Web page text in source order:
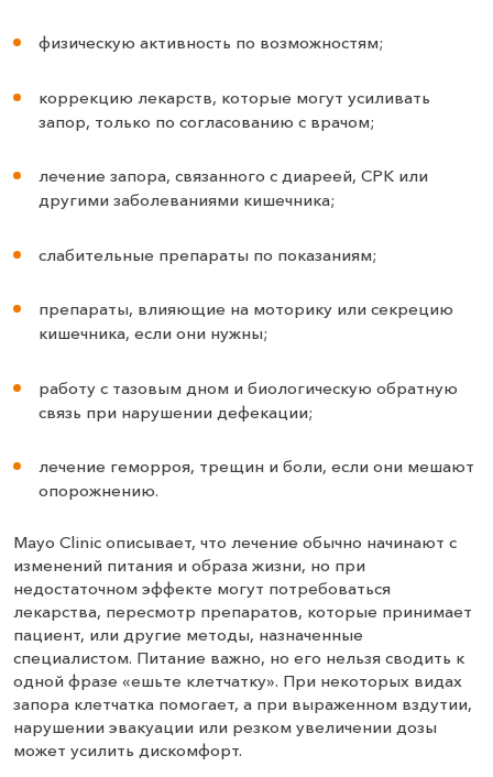
физическую активность по возможностям;
коррекцию лекарств, которые могут усиливать
запор, только по согласованию с врачом;
лечение запора, связанного с диареей, СРК или
другими заболеваниями кишечника;
слабительные препараты по показаниям;
препараты, влияющие на моторику или секрецию
кишечника, если они нужны;
работу с тазовым дном и биологическую обратную
связь при нарушении дефекации;
лечение геморроя, трещин и боли, если они мешают
опорожнению.
Mayo Clinic описывает, что лечение обычно начинают с
изменений питания и образа жизни, но при
недостаточном эффекте могут потребоваться
лекарства, пересмотр препаратов, которые принимает
пациент, или другие методы, назначенные
специалистом. Питание важно, но его нельзя сводить к
одной фразе «ешьте клетчатку». При некоторых видах
запора клетчатка помогает, а при выраженном вздутии,
нарушении эвакуации или резком увеличении дозы
может усилить дискомфорт.